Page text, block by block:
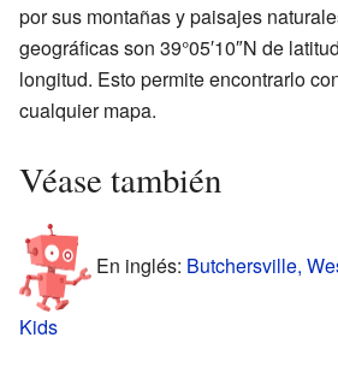
por sus montañas y paisajes
geográficas son 39°05′10″N de
longitud. Esto permite encontrarlo
cualquier mapa.
Véase también
En inglés: Butchersville,
Kids